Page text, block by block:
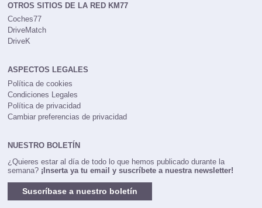
OTROS SITIOS DE LA RED KM77
Coches77
DriveMatch
DriveK
ASPECTOS LEGALES
Política de cookies
Condiciones Legales
Política de privacidad
Cambiar preferencias de privacidad
NUESTRO BOLETÍN
¿Quieres estar al día de todo lo que hemos publicado durante la
semana? ¡Inserta ya tu email y suscríbete a nuestra newsletter!
Suscríbase a nuestro boletín